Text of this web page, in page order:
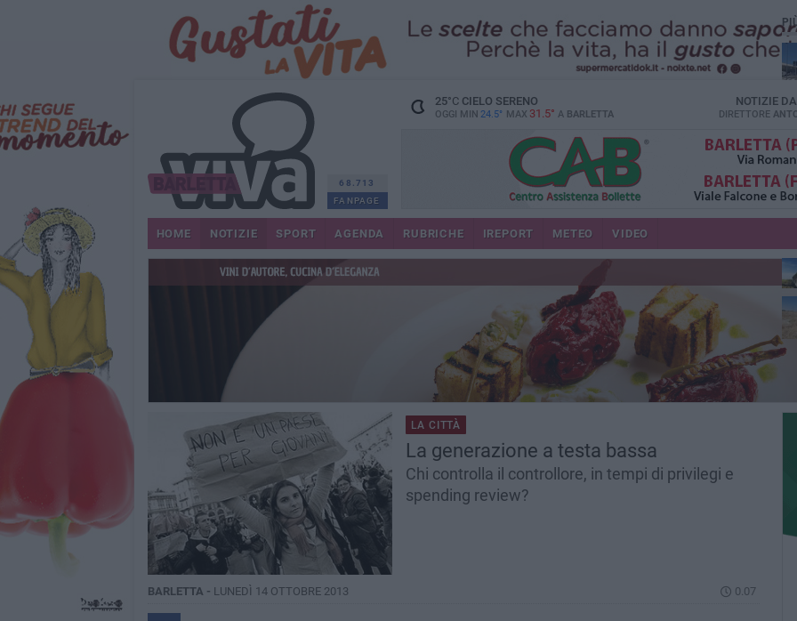
68.713
FANPAGE
25°CCIELO SERENO
OGGI MIN 24.5° MAX 31.5° A BARLETTA
NOTIZIE
DIRETTORE
HOME NOTIZIE SPORT AGENDA RUBRICHE IREPORT METEO VIDEO
LA CITTÀ
La generazione a testa bassa
Chi controlla il controllore, in tempi di privilegi e
spending review?
BARLETTA - LUNEDÌ 14 OTTOBRE 2013 0.07